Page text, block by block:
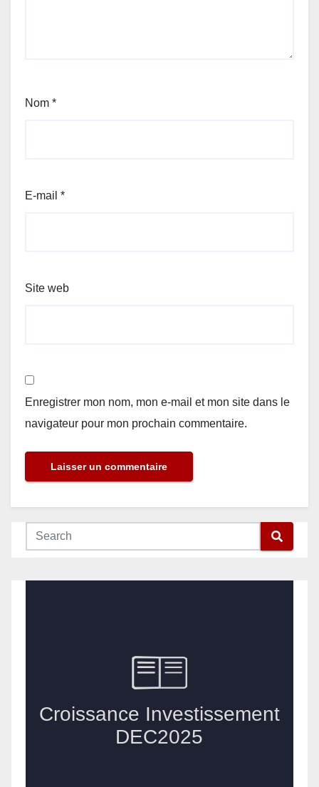
Nom *
E-mail *
Site web
Enregistrer mon nom, mon e-mail et mon site dans le
navigateur pour mon prochain commentaire.